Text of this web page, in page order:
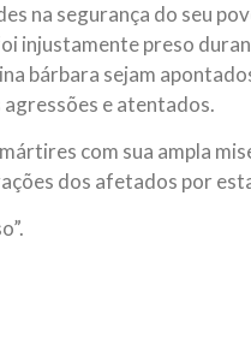
na segurança do seu
injustamente preso
bárbara sejam
agressões e atentados.
com sua ampla
dos afetados por